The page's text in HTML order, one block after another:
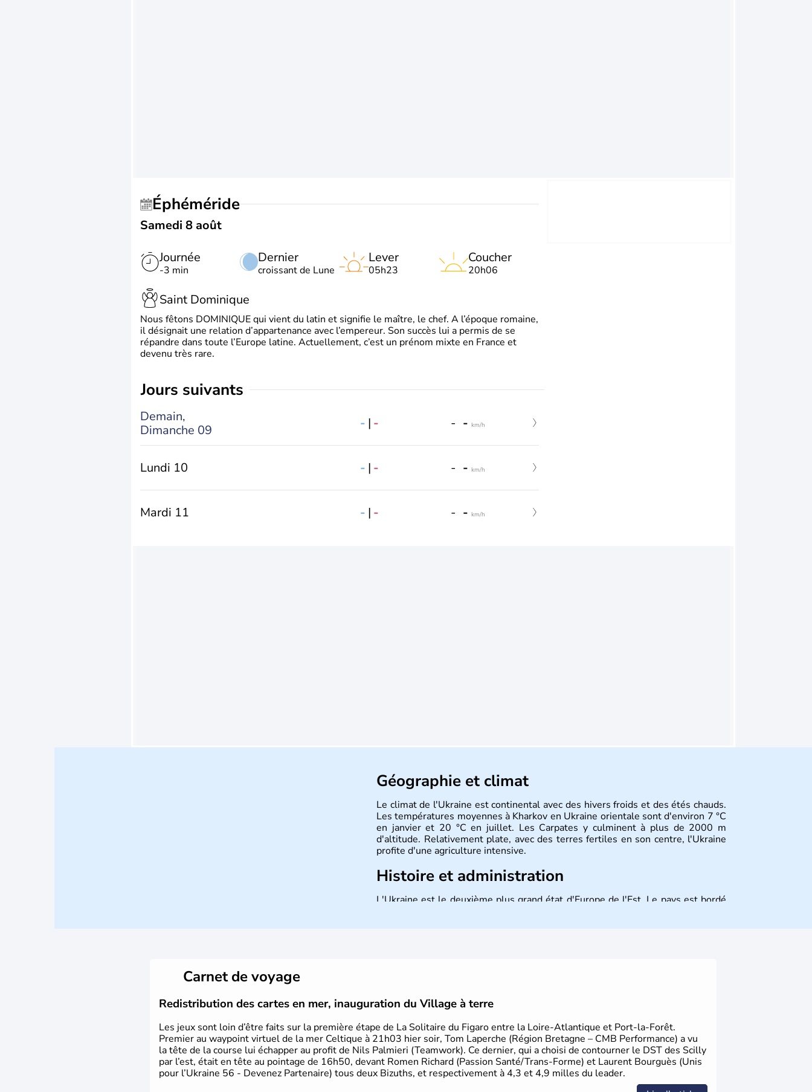
Éphéméride
Samedi 8 août
Journée
-3 min
Dernier
croissant de Lune
Lever
05h23
Coucher
20h06
Saint Dominique
Nous fêtons DOMINIQUE qui vient du latin et signifie le maître, le chef. A l’époque romaine,
il désignait une relation d’appartenance avec l’empereur. Son succès lui a permis de se
répandre dans toute l’Europe latine. Actuellement, c’est un prénom mixte en France et
devenu très rare.
jours suivants
Demain,
Dimanche 09
- | - - - km/h
Lundi 10 - | - - - km/h
Mardi 11 - | - - - km/h
Géographie et climat
Le climat de l'Ukraine est continental avec des hivers froids et des étés chauds.
Les températures moyennes à Kharkov en Ukraine orientale sont d'environ 7 °C
en janvier et 20 °C en juillet. Les Carpates y culminent à plus de 2000 m
d'altitude. Relativement plate, avec des terres fertiles en son centre, l'Ukraine
profite d'une agriculture intensive.
Histoire et administration
L'Ukraine est le deuxième plus grand état d'Europe de l'Est. Le pays est bordé
Carnet de voyage
Redistribution des cartes en mer, inauguration du Village à terre
Les jeux sont loin d’être faits sur la première étape de La Solitaire du Figaro entre la Loire-Atlantique et Port-la-Forêt.
Premier au waypoint virtuel de la mer Celtique à 21h03 hier soir, Tom Laperche (Région Bretagne – CMB Performance) a vu
la tête de la course lui échapper au profit de Nils Palmieri (Teamwork). Ce dernier, qui a choisi de contourner le DST des Scilly
par l’est, était en tête au pointage de 16h50, devant Romen Richard (Passion Santé/Trans-Forme) et Laurent Bourguès (Unis
pour l’Ukraine 56 - Devenez Partenaire) tous deux Bizuths, et respectivement à 4,3 et 4,9 milles du leader.